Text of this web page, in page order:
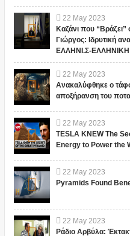
22 May 2023
Καζάνι που
Γιώργος: Ιδρυτική
ΕΛΛΗΝΙ.Σ-
22 May 2023
Ανακαλύφθηκε ο
αποξήρανση του
22 May 2023
TESLA KNEW The
Energy to Power the
22 May 2023
Pyramids Found
22 May 2023
Ράδιο Αρβύλα: